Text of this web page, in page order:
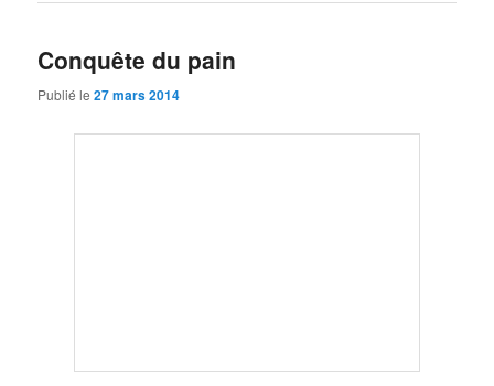
Conquête du pain
Publié le27 mars 2014